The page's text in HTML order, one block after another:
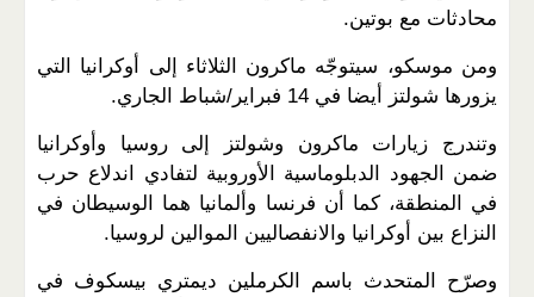
محادثات مع بوتين.
ومن موسكو، سيتوجّه ماكرون الثلاثاء إلى أوكرانيا التي
يزورها شولتز أيضا في 14 فبراير/شباط الجاري.
وتندرج زيارات ماكرون وشولتز إلى روسيا وأوكرانيا
ضمن الجهود الدبلوماسية الأوروبية لتفادي اندلاع حرب
في المنطقة، كما أن فرنسا وألمانيا هما الوسيطان في
النزاع بين أوكرانيا والانفصاليين الموالين لروسيا.
وصرّح المتحدث باسم الكرملين ديمتري بيسكوف في